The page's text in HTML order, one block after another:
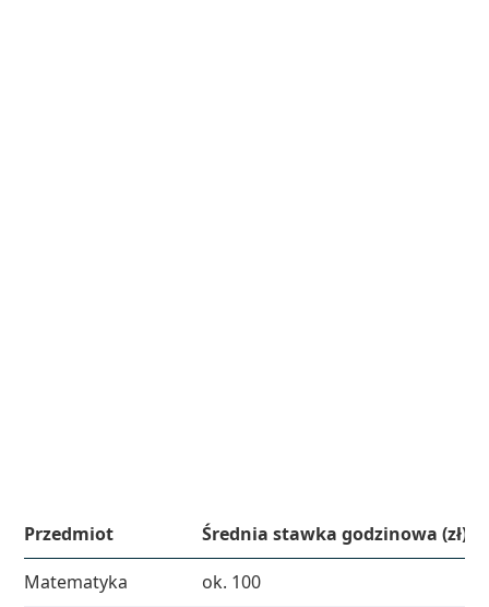
Przedmiot
Średnia stawka godzinowa (zł)
Matematyka
ok. 100